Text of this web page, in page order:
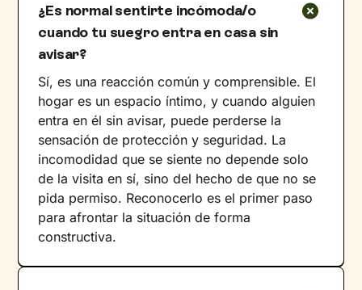
¿Es normal sentirte incómoda/o
cuando tu suegro entra en casa sin
avisar?
Sí, es una reacción común y comprensible. El
hogar es un espacio íntimo, y cuando alguien
entra en él sin avisar, puede perderse la
sensación de protección y seguridad. La
incomodidad que se siente no depende solo
de la visita en sí, sino del hecho de que no se
pida permiso. Reconocerlo es el primer paso
para afrontar la situación de forma
constructiva.